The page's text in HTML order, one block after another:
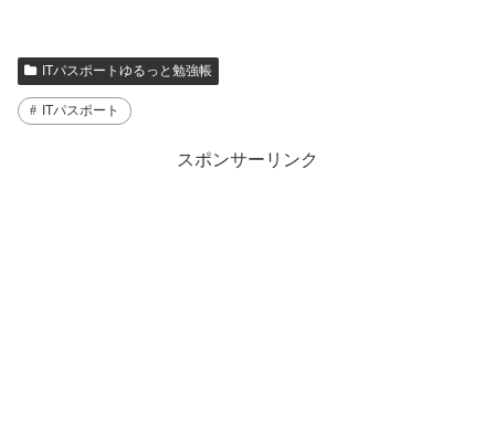
ITパスポートゆるっと勉強帳
ITパスポート
スポンサーリンク